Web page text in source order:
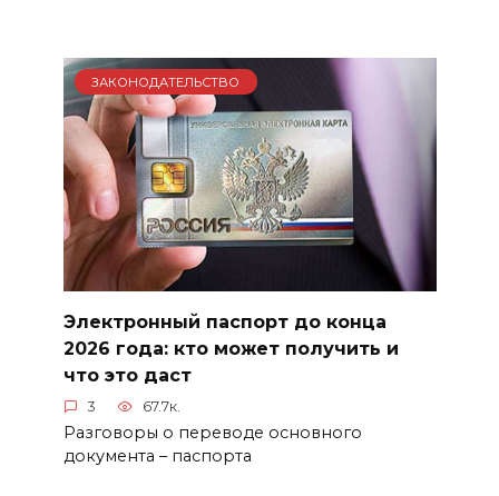
ЗАКОНОДАТЕЛЬСТВО
Электронный паспорт до конца
2026 года: кто может получить и
что это даст
3 67.7к.
Разговоры о переводе основного
документа – паспорта